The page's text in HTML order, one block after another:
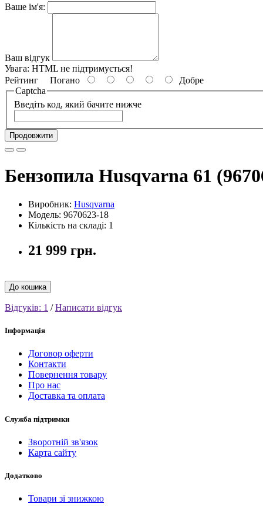
Ваше ім'я:
Ваш відгук
Увага: HTML не підтримується!
Рейтинг Погано
Добре
Captcha
Введіть код, який бачите нижче
Продовжити
Бензопила Husqvarna 61
Виробник: Husqvarna
Модель: 9670623-18
Кількість на складі: 1
21 999 грн.
До кошика
Відгуків: 1 /Написати відгук
Інформація
Договор оферти
Контакти
Повернення товару
Про нас
Доставка та оплата
Служба підтримки
Зворотній зв'язок
Карта сайту
Додатково
Товари зі знижкою